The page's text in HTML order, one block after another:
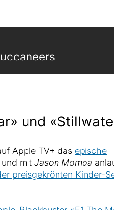
und
Apple TV+ das epische
mit Jason Momoa
preisgekrönten Kinder-